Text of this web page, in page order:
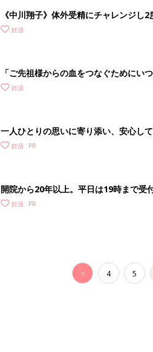
《中川翔子》体外受精にチャレンジし
した！」
妊活
「ご先祖様からの血をつなぐためにい
から2年後に不妊治療をスタート
妊活
一人ひとりの思いに寄り添い、安心し
ック】
妊活
開院から20年以上。平日は19時まで受
レディースクリニック
妊活
< 4 5